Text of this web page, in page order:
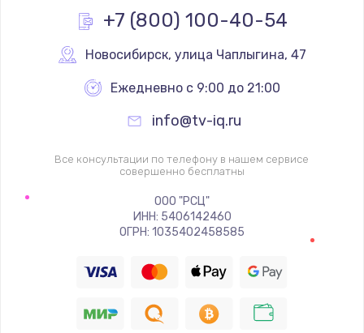
Помехи и искажение звука
Заказать
1400 руб.
Заказать
Восстановление цепи питания, пайка
880 руб.
390 руб.
+7 (800) 100-40-54
Новосибирск, улица Чаплыгина, 47
Ежедневно с 9:00 до 21:00
info@tv-iq.ru
Все консультации по телефону в нашем сервисе
совершенно бесплатны
ООО "РСЦ"
ИНН: 5406142460
ОГРН: 1035402458585